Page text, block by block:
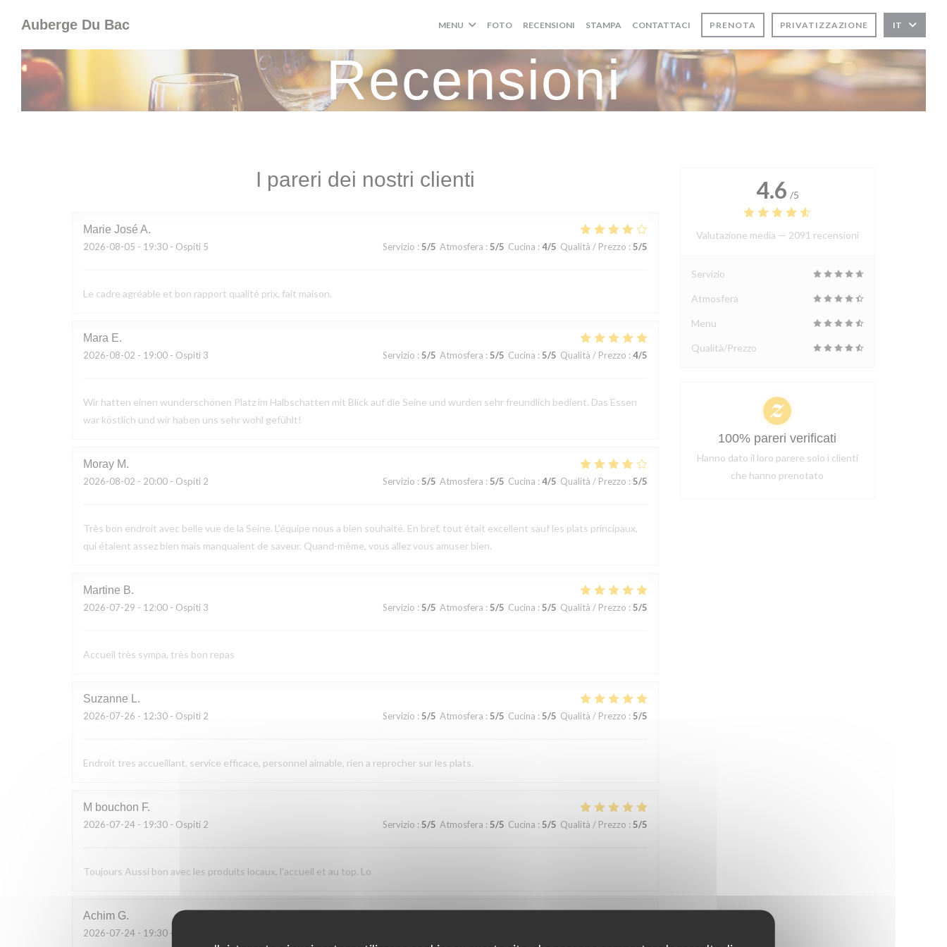
Auberge Du Bac MENU FOTO RECENSIONI STAMPA CONTATTACI PRENOTA PRIVATIZZAZIONE IT
Recensioni
I pareri dei nostri clienti
Marie José A
2026-08-05 - 19:30 - Ospiti 5 Servizio : 5/5 Atmosfera : 5/5 Cucina : 4/5 Qualità / Prezzo : 5/5
Le cadre agréable et bon rapport qualité prix, fait maison.
Mara E
2026-08-02 - 19:00 - Ospiti 3 Servizio : 5/5 Atmosfera : 5/5 Cucina : 5/5 Qualità / Prezzo : 4/5
Wir hatten einen wunderschönen Platz im Halbschatten mit Blick auf die Seine und wurden sehr freundlich bedient. Das Essen
war köstlich und wir haben uns sehr wohl gefühlt!
Moray M
2026-08-02 - 20:00 - Ospiti 2 Servizio : 5/5 Atmosfera : 5/5 Cucina : 4/5 Qualità / Prezzo : 5/5
Très bon endroit avec belle vue de la Seine. L'équipe nous a bien souhaité. En bref, tout était excellent sauf les plats principaux,
qui étaient assez bien mais manquaient de saveur. Quand-même, vous allez vous amuser bien.
Martine B
2026-07-29 - 12:00 - Ospiti 3 Servizio : 5/5 Atmosfera : 5/5 Cucina : 5/5 Qualità / Prezzo : 5/5
Accueil très sympa, très bon repas
Suzanne L
2026-07-26 - 12:30 - Ospiti 2 Servizio : 5/5 Atmosfera : 5/5 Cucina : 5/5 Qualità / Prezzo : 5/5
Endroit tres accueillant, service efficace, personnel aimable, rien a reprocher sur les plats.
M bouchon F
2026-07-24 - 19:30 - Ospiti 2 Servizio : 5/5 Atmosfera : 5/5 Cucina : 5/5 Qualità / Prezzo : 5/5
Toujours Aussi bon avec les produits locaux, l'accueil et au top. Lo
Achim G
2026-07-24 - 19:30 - Ospiti 2
4.6 /5
Valutazione media — 2091 recensioni
Servizio
Atmosfera
Menu
Qualità/Prezzo
100% pareri verificati
Hanno dato il loro parere solo i clienti
che hanno prenotato